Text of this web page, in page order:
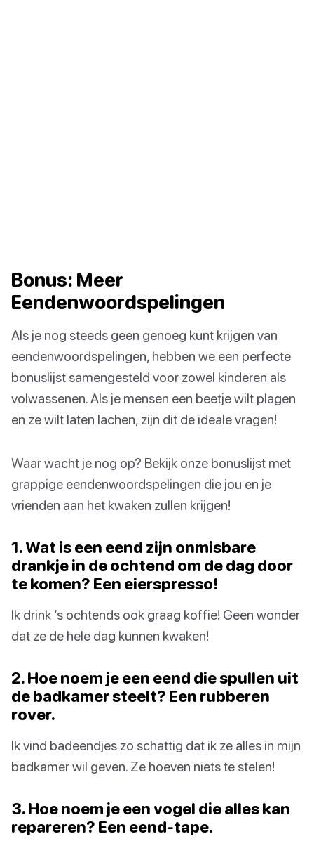
Bonus: Meer
Eendenwoordspelingen
Als je nog steeds geen genoeg kunt krijgen van
eendenwoordspelingen, hebben we een perfecte
bonuslijst samengesteld voor zowel kinderen als
volwassenen. Als je mensen een beetje wilt plagen
en ze wilt laten lachen, zijn dit de ideale vragen!
Waar wacht je nog op? Bekijk onze bonuslijst met
grappige eendenwoordspelingen die jou en je
vrienden aan het kwaken zullen krijgen!
1. Wat is een eend zijn onmisbare
drankje in de ochtend om de dag door
te komen? Een eierspresso!
Ik drink ’s ochtends ook graag koffie! Geen wonder
dat ze de hele dag kunnen kwaken!
2. Hoe noem je een eend die spullen uit
de badkamer steelt? Een rubberen
rover.
Ik vind badeendjes zo schattig dat ik ze alles in mijn
badkamer wil geven. Ze hoeven niets te stelen!
3. Hoe noem je een vogel die alles kan
repareren? Een eend-tape.